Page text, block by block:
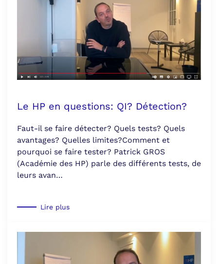
Le HP en questions: QI? Détection?
Faut-il se faire détecter? Quels tests? Quels
avantages? Quelles limites?Comment et
pourquoi se faire tester? Patrick GROS
(Académie des HP) parle des différents tests, de
leurs avan…
Lire plus